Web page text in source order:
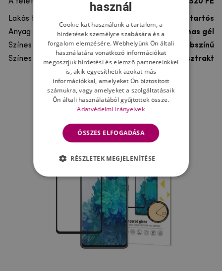
Lakás típusa
Gél, Ultra tartós
Anyag
rugalmas gél
Színes
többszínű
Színes motívum
Absztrakt
Ne felejtsd el
használ
Cookie-kat használunk a tartalom, a
hirdetések személyre szabására és a
forgalom elemzésére. Webhelyünk Ön általi
használatára vonatkozó információkat
megosztjuk hirdetési és elemző partnereinkkel
is, akik egyesíthetik azokat más
információkkal, amelyeket Ön biztosított
számukra, vagy amelyeket a szolgáltatásaik
Ön általi használatából gyűjtöttek össze.
Adatvédelmi irányelvek
ÖSSZES ELFOGADÁSA
RÉSZLETEK MEGJELENÍTÉSE